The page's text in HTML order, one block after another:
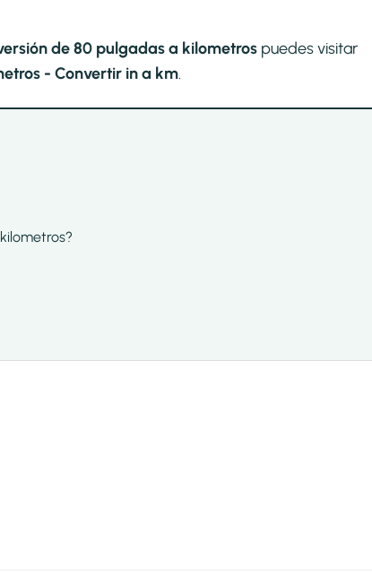
de 80 pulgadas a kilometros puedes visitar
- Convertir in a km.